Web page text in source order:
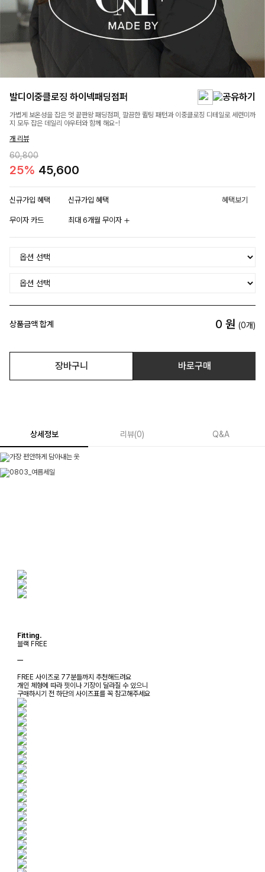
발디이중클로징 하이넥패딩점퍼
가볍게 보온성을 잡은 멋 끝판왕 패딩점퍼, 깔끔한 퀼팅 패턴과 이중클로징 디테일로 세련미까
지 모두 잡은 데일리 아우터와 함께 해요-!
개 리뷰
60,800
25% 45,600
신규가입 혜택 신규가입 혜택 혜택보기
무이자 카드 최대 6개월 무이자
상품금액 합계 0 원 (0개)
장바구니 바로구매
상세정보 리뷰(0) Q&A
Fitting.
블랙 FREE
ㅡ
FREE 사이즈로 77분들까지 추천해드려요
개인 체형에 따라 핏이나 기장이 달라질 수 있으니
구매하시기 전 하단의 사이즈표를 꼭 참고해주세요